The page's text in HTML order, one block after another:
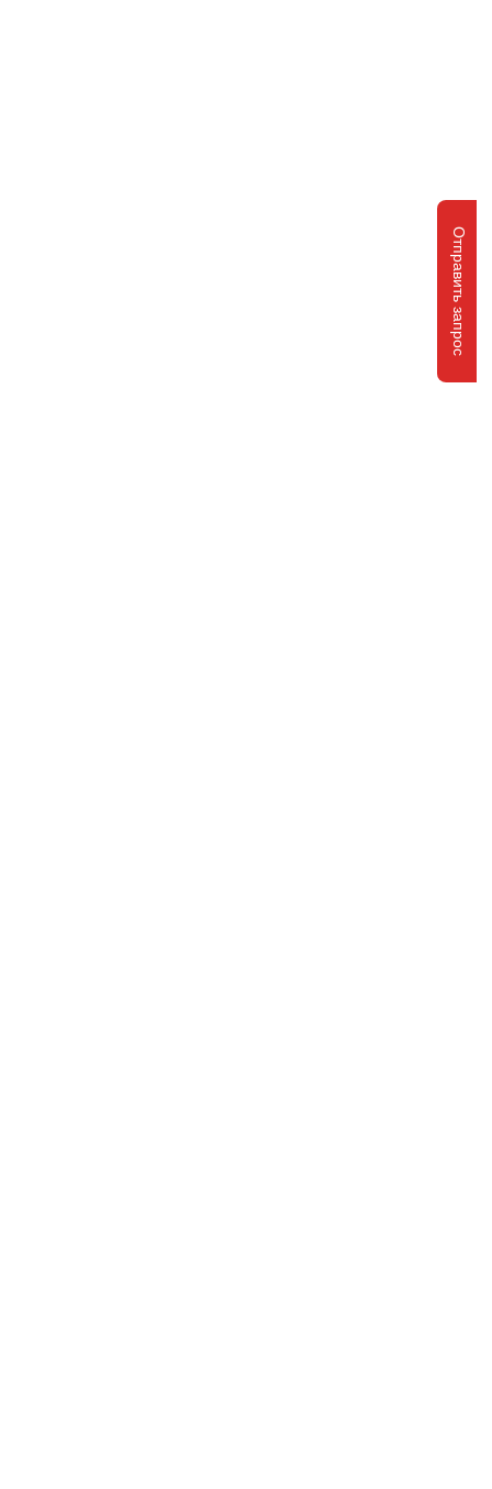
Отправить запрос